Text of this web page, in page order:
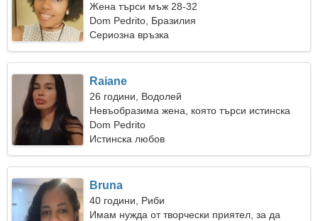
Жена търси мъж 28-32
Dom Pedrito, Бразилия
Сериозна връзка
Raiane
26 години, Водолей
Невъобразима жена, която търси истинска
връзка
Dom Pedrito
Истинска любов
Bruna
40 години, Риби
Имам нужда от творчески приятел, за да